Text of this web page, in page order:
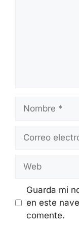
electrónico
Guarda mi
en este
comente.